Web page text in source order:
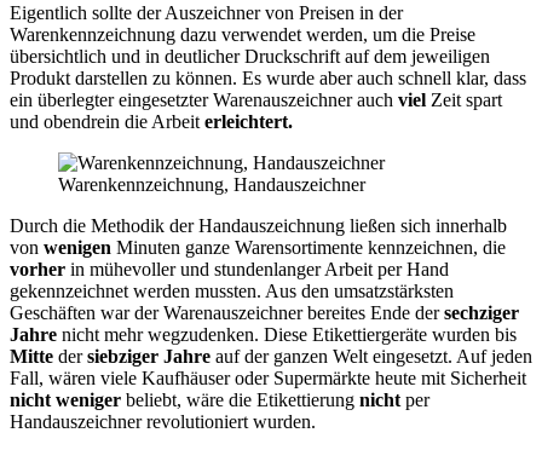
Eigentlich sollte der Auszeichner von Preisen in der
Warenkennzeichnung dazu verwendet werden, um die Preise
übersichtlich und in deutlicher Druckschrift auf dem jeweiligen
Produkt darstellen zu können. Es wurde aber auch schnell klar, dass
ein überlegter eingesetzter Warenauszeichner auch viel Zeit spart
und obendrein die Arbeit erleichtert.
Warenkennzeichnung, Handauszeichner
Durch die Methodik der Handauszeichnung ließen sich innerhalb
von wenigen Minuten ganze Warensortimente kennzeichnen, die
vorher in mühevoller und stundenlanger Arbeit per Hand
gekennzeichnet werden mussten. Aus den umsatzstärksten
Geschäften war der Warenauszeichner bereites Ende dersechziger
Jahre nicht mehr wegzudenken. Diese Etikettiergeräte wurden bis
Mitte dersiebziger Jahre auf der ganzen Welt eingesetzt. Auf jeden
Fall, wären viele Kaufhäuser oder Supermärkte heute mit Sicherheit
nicht weniger beliebt, wäre die Etikettierung nicht per
Handauszeichner revolutioniert wurden.